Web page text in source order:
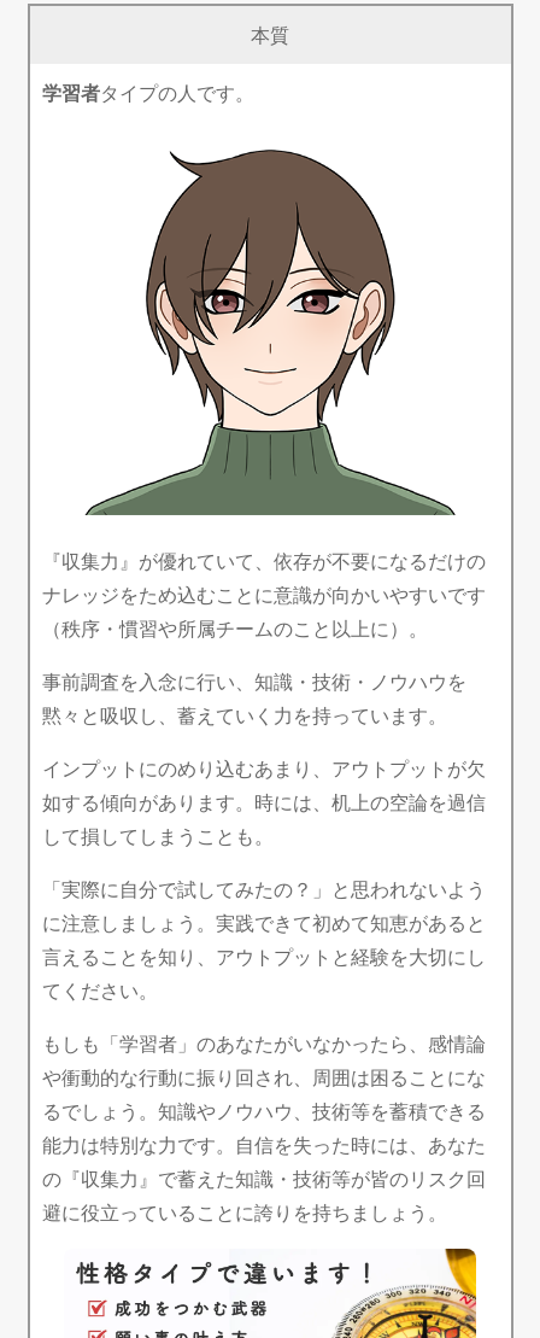
本質
学習者タイプの人です。
『収集力』が優れていて、依存が不要になるだけの
ナレッジをため込むことに意識が向かいやすいです
（秩序・慣習や所属チームのこと以上に）。
事前調査を入念に行い、知識・技術・ノウハウを
黙々と吸収し、蓄えていく力を持っています。
インプットにのめり込むあまり、アウトプットが欠
如する傾向があります。時には、机上の空論を過信
して損してしまうことも。
「実際に自分で試してみたの？」と思われないよう
に注意しましょう。実践できて初めて知恵があると
言えることを知り、アウトプットと経験を大切にし
てください。
もしも「学習者」のあなたがいなかったら、感情論
や衝動的な行動に振り回され、周囲は困ることにな
るでしょう。知識やノウハウ、技術等を蓄積できる
能力は特別な力です。自信を失った時には、あなた
の『収集力』で蓄えた知識・技術等が皆のリスク回
避に役立っていることに誇りを持ちましょう。